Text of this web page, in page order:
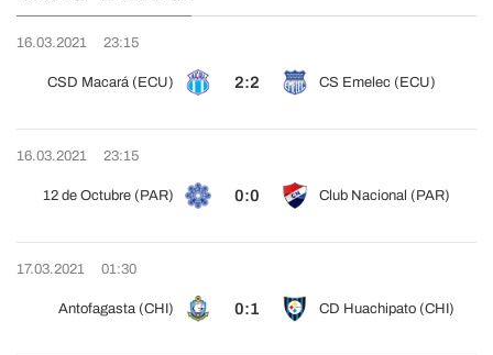
16.03.2021 23:15
CSD Macará (ECU) 2:2 CS Emelec (ECU)
16.03.2021 23:15
12 de Octubre (PAR) 0:0 Club Nacional (PAR)
17.03.2021 01:30
Antofagasta (CHI) 0:1 CD Huachipato (CHI)